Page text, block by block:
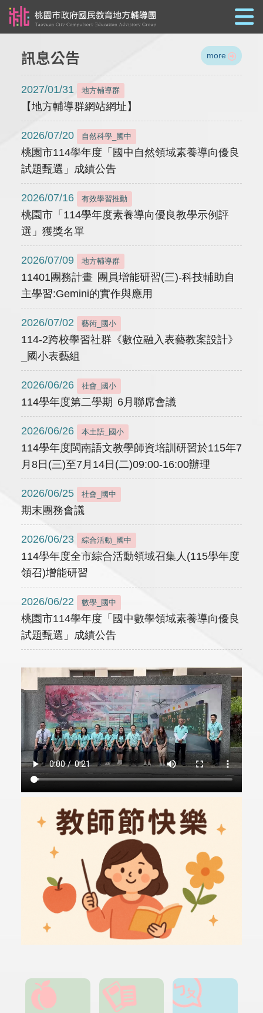
訊息公告 more
2027/01/31 地方輔導群
【地方輔導群網站網址】
2026/07/20 自然科學_國中
桃園市114學年度「國中自然領域素養導向優良
試題甄選」成績公告
2026/07/16 有效學習推動
桃園市「114學年度素養導向優良教學示例評
選」獲獎名單
2026/07/09 地方輔導群
11401團務計畫 團員增能研習(三)-科技輔助自
主學習:Gemini的實作與應用
2026/07/02 藝術_國小
114-2跨校學習社群《數位融入表藝教案設計》
_國小表藝組
2026/06/26 社會_國小
114學年度第二學期 6月聯席會議
2026/06/26 本土語_國小
114學年度閩南語文教學師資培訓研習於115年7
月8日(三)至7月14日(二)09:00-16:00辦理
2026/06/25 社會_國中
期末團務會議
2026/06/23 綜合活動_國中
114學年度全市綜合活動領域召集人(115學年度
領召)增能研習
2026/06/22 數學_國中
桃園市114學年度「國中數學領域素養導向優良
試題甄選」成績公告